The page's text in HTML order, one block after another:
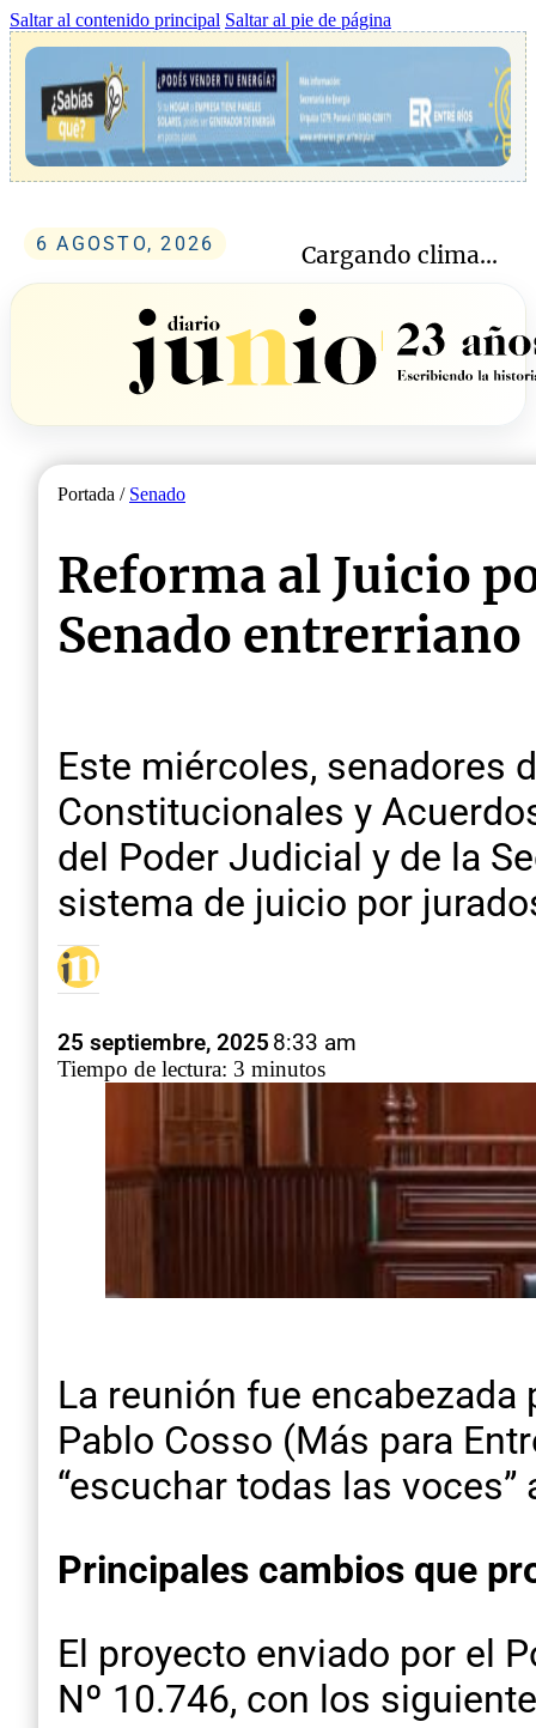
Saltar al contenido principal Saltar al pie de página
6 AGOSTO, 2026 Cargando clima...
Portada / Senado
Reforma al Juicio
Senado entrerriano
Este miércoles, senadores
Constitucionales y
del Poder Judicial y de la
sistema de juicio por
25 septiembre, 2025 8:33 am
Tiempo de lectura: 3 minutos
La reunión fue
Pablo Cosso (Más para
“escuchar todas las
Principales cambios que
El proyecto enviado por el
Nº 10.746, con los